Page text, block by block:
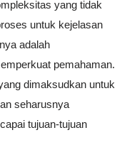
yang tidak
untuk kejelasan
adalah
pemahaman.
dimaksudkan untuk
seharusnya
tujuan-tujuan